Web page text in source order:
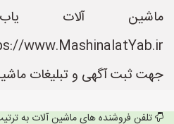
ماشین آلات
جهت ثبت آگهی و تبلیغات
تلفن فروشنده های ماشین آلات به